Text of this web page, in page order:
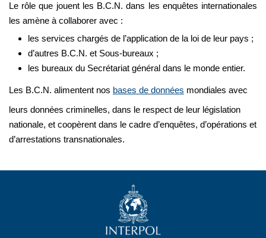
Le rôle que jouent les B.C.N. dans les enquêtes internationales
les amène à collaborer avec :
les services chargés de l’application de la loi de leur pays ;
d’autres B.C.N. et Sous-bureaux ;
les bureaux du Secrétariat général dans le monde entier.
Les B.C.N. alimentent nos bases de données mondiales avec
leurs données criminelles, dans le respect de leur législation
nationale, et coopèrent dans le cadre d’enquêtes, d’opérations et
d’arrestations transnationales.